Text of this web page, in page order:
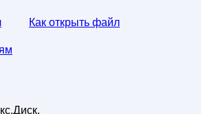
Как открыть файл